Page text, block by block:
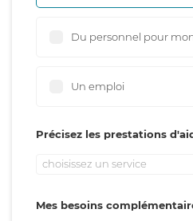
Du personnel pour
Un emploi
Précisez les prestations
choisissez un service
Mes besoins